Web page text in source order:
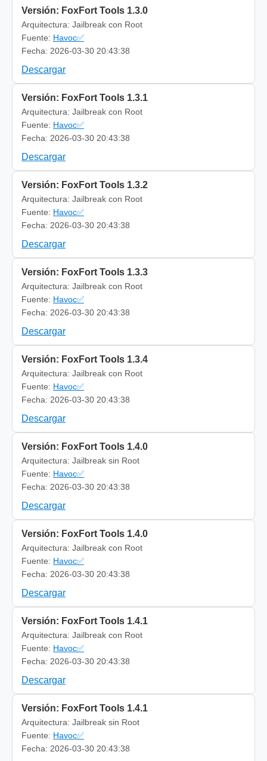
Versión: FoxFort Tools 1.3.0
Arquitectura: Jailbreak con Root
Fuente: Havoc✅
Fecha: 2026-03-30 20:43:38
Descargar
Versión: FoxFort Tools 1.3.1
Arquitectura: Jailbreak con Root
Fuente: Havoc✅
Fecha: 2026-03-30 20:43:38
Descargar
Versión: FoxFort Tools 1.3.2
Arquitectura: Jailbreak con Root
Fuente: Havoc✅
Fecha: 2026-03-30 20:43:38
Descargar
Versión: FoxFort Tools 1.3.3
Arquitectura: Jailbreak con Root
Fuente: Havoc✅
Fecha: 2026-03-30 20:43:38
Descargar
Versión: FoxFort Tools 1.3.4
Arquitectura: Jailbreak con Root
Fuente: Havoc✅
Fecha: 2026-03-30 20:43:38
Descargar
Versión: FoxFort Tools 1.4.0
Arquitectura: Jailbreak sin Root
Fuente: Havoc✅
Fecha: 2026-03-30 20:43:38
Descargar
Versión: FoxFort Tools 1.4.0
Arquitectura: Jailbreak con Root
Fuente: Havoc✅
Fecha: 2026-03-30 20:43:38
Descargar
Versión: FoxFort Tools 1.4.1
Arquitectura: Jailbreak con Root
Fuente: Havoc✅
Fecha: 2026-03-30 20:43:38
Descargar
Versión: FoxFort Tools 1.4.1
Arquitectura: Jailbreak sin Root
Fuente: Havoc✅
Fecha: 2026-03-30 20:43:38